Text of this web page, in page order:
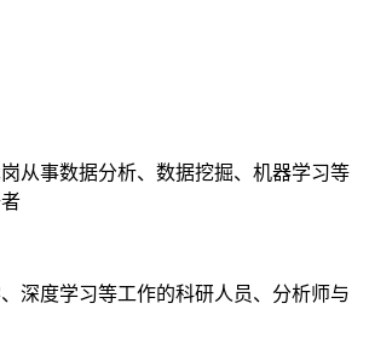
从事数据分析、数据挖掘、机器学习等
深度学习等工作的科研人员、分析师与